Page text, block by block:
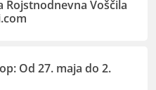
Rojstnodnevna Voščila
Od 27. maja do 2.